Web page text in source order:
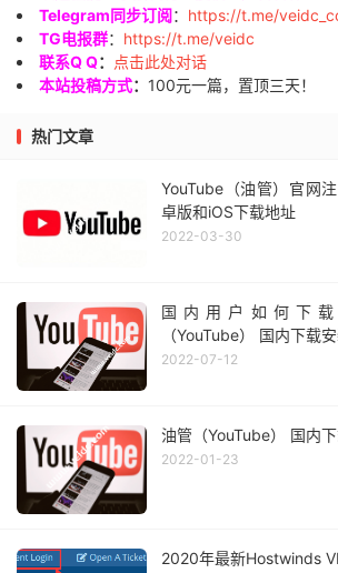
Telegram同步订阅： https://t.me/
TG电报群： https://t.me/veidc
联系Q Q：
点击此处对话
本站投稿方式： 100元一篇，置顶三天！
热门文章
YouTube（油管）官网
卓版和iOS下载地址
2022-03-30
国内用户如何下
（YouTube） 国内下载
2022-07-12
油管（YouTube） 国内
2022-01-23
2020年最新Hostwinds